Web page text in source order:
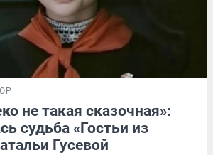
не такая сказочная»:
судьба «Гостьи из
Гусевой